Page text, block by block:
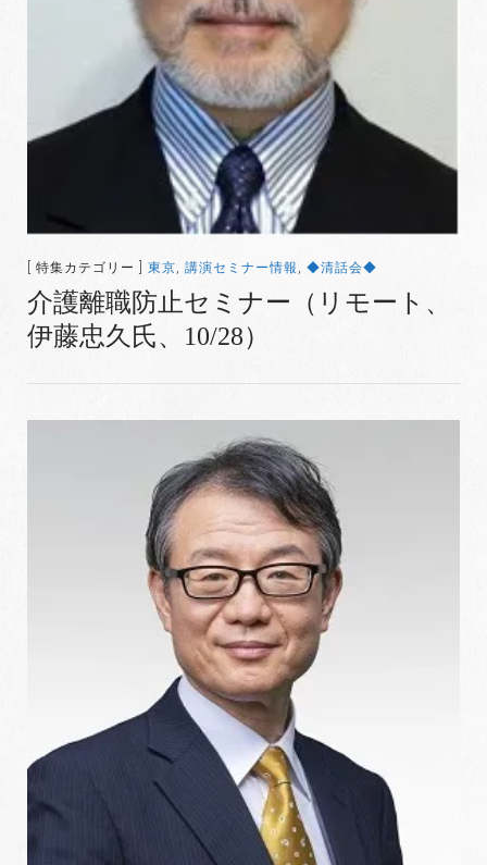
[ 特集カテゴリー ] 東京 講演セミナー情報 ◆清話会◆
介護離職防止セミナー（リモート、
伊藤忠久氏、10/28）